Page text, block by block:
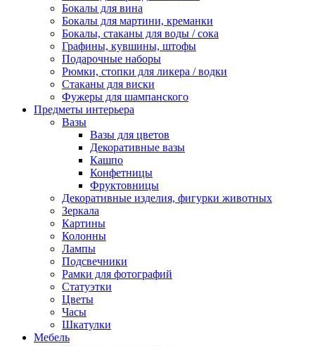
Бокалы для вина
Бокалы для мартини, креманки
Бокалы, стаканы для воды / сока
Графины, кувшины, штофы
Подарочные наборы
Рюмки, стопки для ликера / водки
Стаканы для виски
Фужеры для шампанского
Предметы интерьера
Вазы
Вазы для цветов
Декоративные вазы
Кашпо
Конфетницы
Фруктовницы
Декоративные изделия, фигурки животных
Зеркала
Картины
Колонны
Лампы
Подсвечники
Рамки для фотографий
Статуэтки
Цветы
Часы
Шкатулки
Мебель